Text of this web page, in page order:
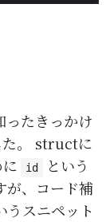
たきっかけ
た。 structに
id
という
が、コード補
うスニペット